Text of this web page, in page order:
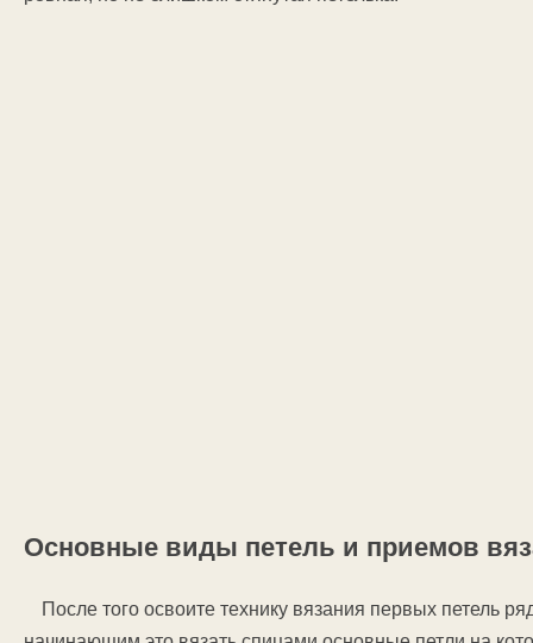
Основные виды петель и приемов
После того освоите технику вязания первых петель